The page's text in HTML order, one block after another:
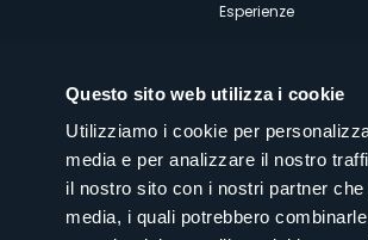
Questo sito web utilizza i cookie
Utilizziamo i cookie per
media e per analizzare il nostro
il nostro sito con i nostri partner
media, i quali potrebbero
Esperienze
Laghi Scrl
Corso Italia 26 - 28838 Stresa VB - Italy